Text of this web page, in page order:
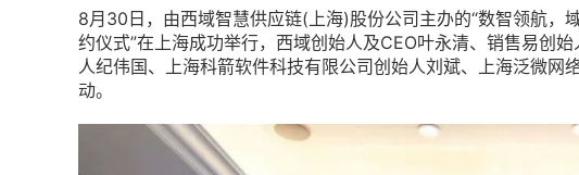
8月30日，由西域智慧供应链(上海)股份公司主办的“数智领航
约仪式”在上海成功举行，西域创始人及CEO叶永清、销售易创
人纪伟国、上海科箭软件科技有限公司创始人刘斌、上海泛微网
动。